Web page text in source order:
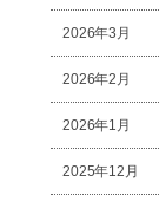
2026年3月
2026年2月
2026年1月
2025年12月